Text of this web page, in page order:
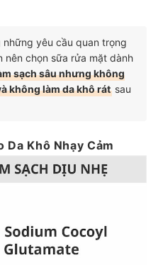
yêu cầu quan trọng
nên chọn sữa rửa mặt dành
sạch sâu nhưng không
không làm da khô rát sau
Da Khô Nhạy Cảm